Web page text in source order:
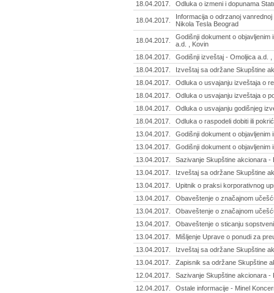
18.04.2017.
Odluka o izmeni i dopunama
18.04.2017.
Informacija o odrzanoj
Nikola Tesla Beograd
18.04.2017.
Godišnji dokument o
a.d. , Kovin
18.04.2017.
Godišnji izveštaj - Omoljica a.d. ,
18.04.2017.
Izveštaj sa održane Skupštine
18.04.2017.
Odluka o usvajanju izveštaja o
18.04.2017.
Odluka o usvajanju izveštaja o
18.04.2017.
Odluka o usvajanju godišnjeg
18.04.2017.
Odluka o raspodeli dobiti ili
13.04.2017.
Godišnji dokument o objavljenim
13.04.2017.
Godišnji dokument o objavljenim
13.04.2017.
Sazivanje Skupštine akcionara -
13.04.2017.
Izveštaj sa održane Skupštine
13.04.2017.
Upitnik o praksi korporativnog
13.04.2017.
Obaveštenje o značajnom
13.04.2017.
Obaveštenje o značajnom
13.04.2017.
Obaveštenje o sticanju
13.04.2017.
Mišljenje Uprave o ponudi za
13.04.2017.
Izveštaj sa održane Skupštine
13.04.2017.
Zapisnik sa održane Skupštine
12.04.2017.
Sazivanje Skupštine akcionara -
12.04.2017.
Ostale informacije - Minel